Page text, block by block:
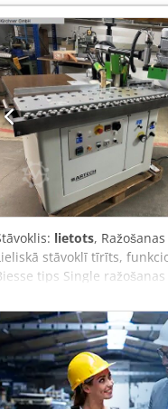
300 mm Līmes
kas paredzēta lielu
16 m/min ar maināma
Kopējā patērētā
Svars 350 kg
lietots,
stāvoklī tīrīts,
tips Single
apgriešanu, apapaļo malu
rullīšu atbalstu padeves
min 10 max 120
pieslēguma jauda
iekrauta, neiesaiņota